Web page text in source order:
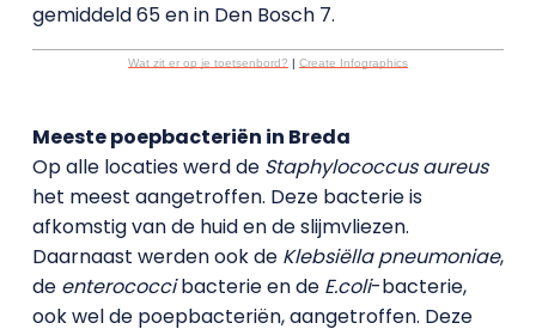
gemiddeld 65 en in Den Bosch 7.
Wat zit er op je toetsenbord? | Create Infographics
Meeste poepbacteriën in Breda
Op alle locaties werd de Staphylococcus aureus
het meest aangetroffen. Deze bacterie is
afkomstig van de huid en de slijmvliezen.
Daarnaast werden ook de Klebsiëlla pneumoniae,
de enterococcibacterie en de E.coli-bacterie,
ook wel de poepbacteriën, aangetroffen. Deze